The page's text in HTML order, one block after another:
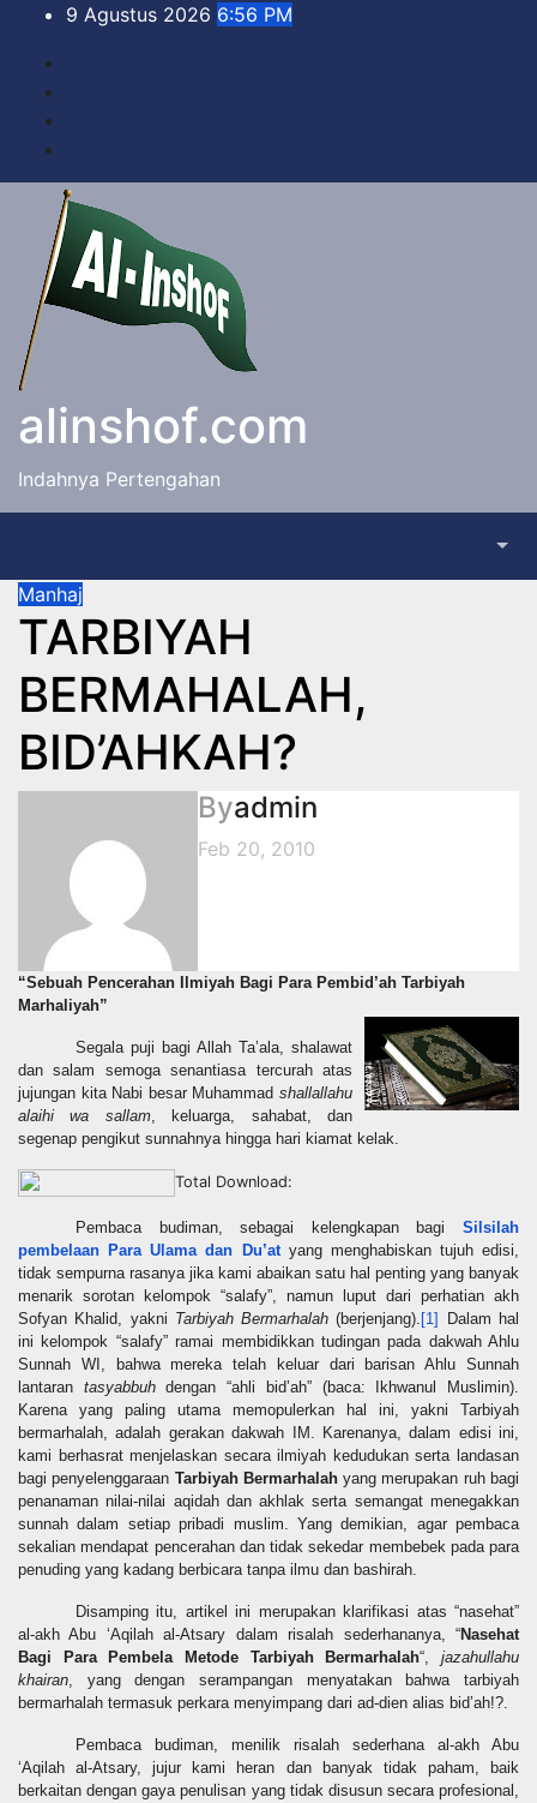
content
9 Agustus 2026 6:56 PM
alinshof.com
Indahnya Pertengahan
Manhaj
TARBIYAH
BERMAHALAH,
BID’AHKAH?
Byadmin
Feb 20, 2010
“Sebuah Pencerahan Ilmiyah Bagi Para Pembid’ah Tarbiyah
Marhaliyah”
Segala puji bagi Allah Ta’ala, shalawat
dan salam semoga senantiasa tercurah atas
jujungan kita Nabi besar Muhammad shallallahu
alaihi wa sallam,
keluarga, sahabat, dan
segenap pengikut sunnahnya hingga hari kiamat kelak.
Total Download:
Pembaca budiman, sebagai kelengkapan bagi Silsilah
pembelaan Para Ulama dan Du’atyang menghabiskan tujuh edisi,
tidak sempurna rasanya jika kami abaikan satu hal penting yang banyak
menarik sorotan kelompok “salafy”, namun luput dari perhatian akh
Sofyan Khalid, yakni Tarbiyah Bermarhalah(berjenjang). [1]
Dalam hal
ini kelompok “salafy” ramai membidikkan tudingan pada dakwah Ahlu
Sunnah WI, bahwa mereka telah keluar dari barisan Ahlu Sunnah
lantaran tasyabbuhdengan “ahli bid’ah” (baca: Ikhwanul Muslimin).
Karena yang paling utama memopulerkan hal ini, yakni Tarbiyah
bermarhalah, adalah gerakan dakwah IM. Karenanya, dalam edisi ini,
kami berhasrat menjelaskan secara ilmiyah kedudukan serta landasan
bagi penyelenggaraan Tarbiyah Bermarhalahyang merupakan ruh bagi
penanaman nilai-nilai aqidah dan akhlak serta semangat menegakkan
sunnah dalam setiap pribadi muslim. Yang demikian, agar pembaca
sekalian mendapat pencerahan dan tidak sekedar membebek pada para
penuding yang kadang berbicara tanpa ilmu dan bashirah.
Disamping itu, artikel ini merupakan klarifikasi atas “nasehat”
al-akh Abu ‘Aqilah al-Atsary dalam risalah sederhananya, “Nasehat
Bagi Para Pembela Metode Tarbiyah Bermarhalah“,jazahullahu
khairan, yang dengan serampangan menyatakan bahwa tarbiyah
bermarhalah termasuk perkara menyimpang dari ad-dien alias bid’ah!?.
Pembaca budiman, menilik risalah sederhana al-akh Abu
‘Aqilah al-Atsary, jujur kami heran dan banyak tidak paham, baik
berkaitan dengan gaya penulisan yang tidak disusun secara profesional,